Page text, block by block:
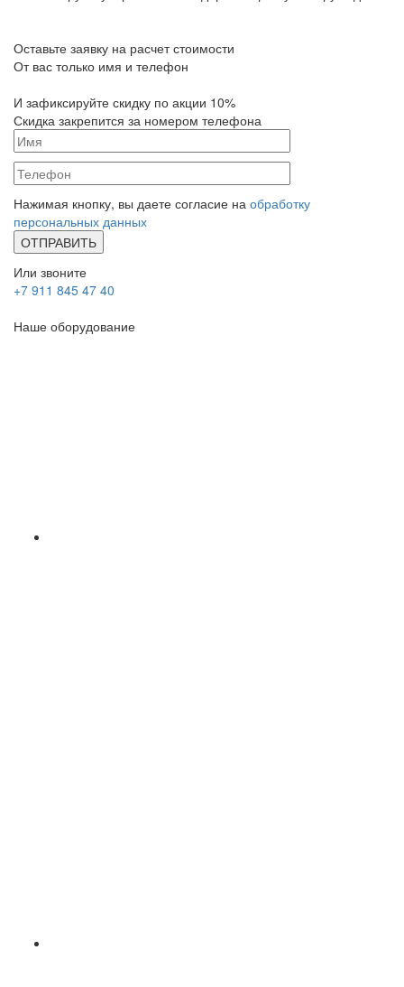
Оставьте заявку на расчет стоимости
От вас только имя и телефон
И зафиксируйте скидку по акции 10%
Скидка закрепится за номером телефона
Нажимая кнопку, вы даете согласие на обработку
персональных данных
Или звоните
+7 911 845 47 40
Наше оборудование